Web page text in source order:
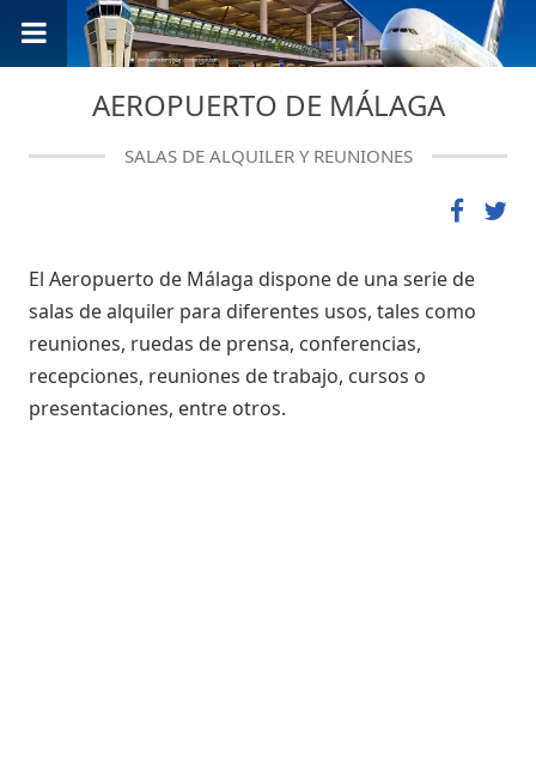
AEROPUERTO DE MÁLAGA
SALAS DE ALQUILER Y REUNIONES
El Aeropuerto de Málaga dispone de una serie de
salas de alquiler para diferentes usos, tales como
reuniones, ruedas de prensa, conferencias,
recepciones, reuniones de trabajo, cursos o
presentaciones, entre otros.